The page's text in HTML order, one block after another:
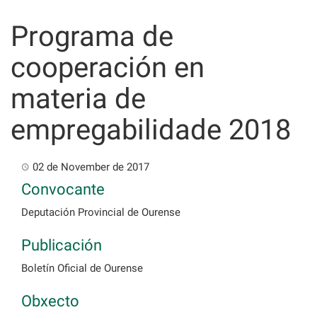
content
Programa de
cooperación en
materia de
empregabilidade 2018
02 de November de 2017
Convocante
Deputación Provincial de Ourense
Publicación
Boletín Oficial de Ourense
Obxecto